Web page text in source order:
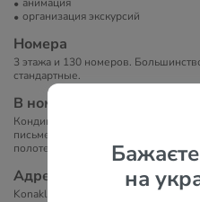
на
организация экскурсий
Номера
3 этажа и 130 номеров.
стандартные.
В номерах
Кондиционер, телевизор с
письменный стол, ванная комната
полотенца.
Адрес
Konaklı Merkez Mahallesi Nergis